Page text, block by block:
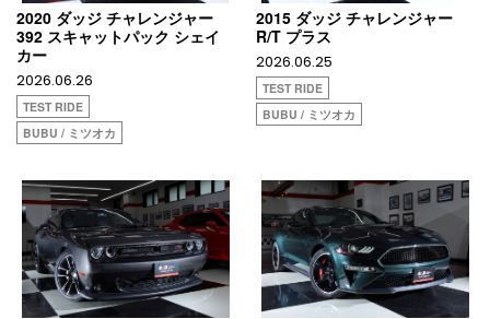
2020 ダッジ チャレンジャー
392 スキャットパック シェイ
カー
2026.06.26
TEST RIDE
BUBU / ミツオカ
2015 ダッジ チャレンジャー
R/T プラス
2026.06.25
TEST RIDE
BUBU / ミツオカ